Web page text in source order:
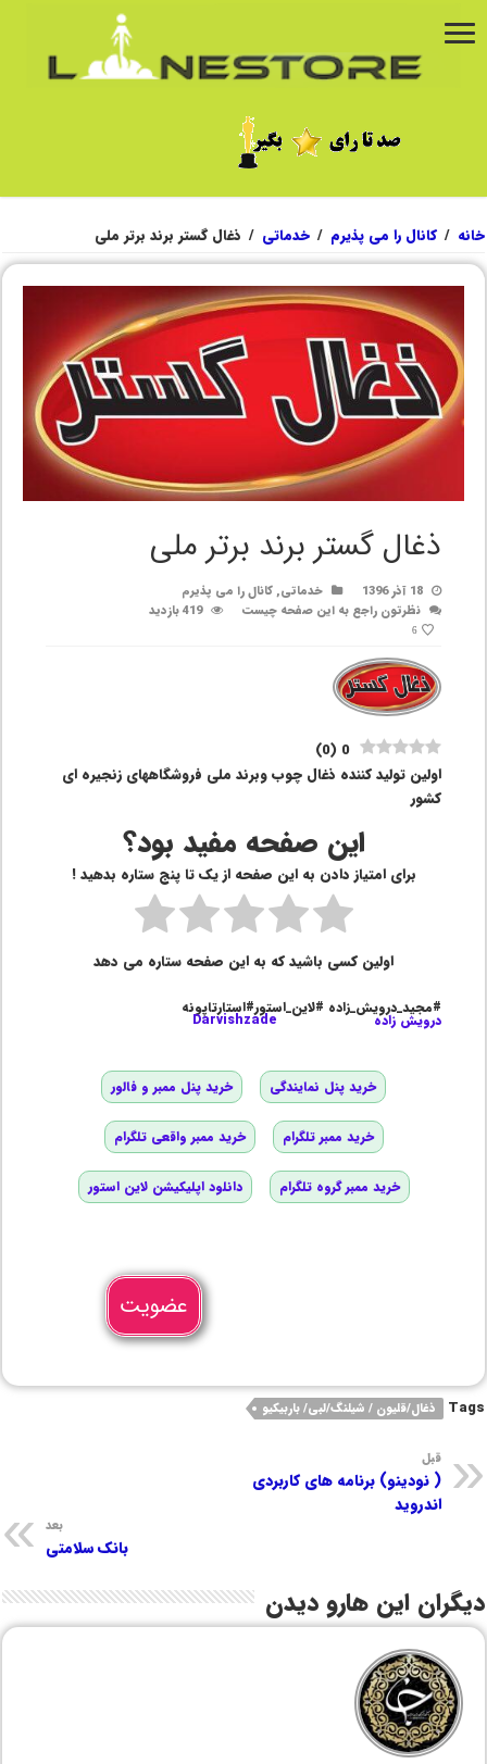
خانه / کانال را می پذیرم / خدماتی / ذغال گستر برند برتر ملی
ذغال گستر برند برتر ملی
18 آذر 1396 خدماتی,کانال را می پذیرم
نظرتون راجع به این صفحه چیست
419 بازدید
6
0
(
0
)
اولین تولید کننده ذغال چوب وبرند ملی فروشگاههای زنجیره ای
کشور
این صفحه مفید بود؟
برای امتیاز دادن به این صفحه از یک تا پنج ستاره بدهید !
اولین کسی باشید که به این صفحه ستاره می دهد
#مجید_درویش_زاده #لاین_استور#استارتاپونه
درویش زاده Darvishzade
خرید پنل نمایندگی خرید پنل ممبر و فالور
خرید ممبر تلگرام خرید ممبر واقعی تلگرام
خرید ممبر گروه تلگرام دانلود اپلیکیشن لاین استور
عضویت
Tags ذغال/قلیون / شیلنگ/لبی/ باربیکیو
قبل
( نودینو) برنامه های کاربردی
اندروید
بعد
بانک سلامتی
دیگران این هارو دیدن